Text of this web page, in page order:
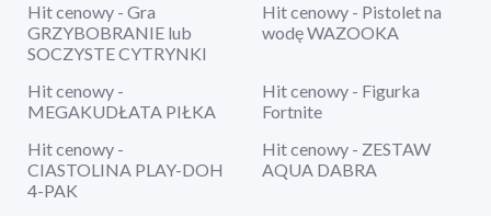
Hit cenowy - Gra
GRZYBOBRANIE lub
SOCZYSTE CYTRYNKI
Hit cenowy - Pistolet na
wodę WAZOOKA
Hit cenowy -
MEGAKUDŁATA PIŁKA
Hit cenowy - Figurka
Fortnite
Hit cenowy -
CIASTOLINA PLAY-DOH
4-PAK
Hit cenowy - ZESTAW
AQUA DABRA